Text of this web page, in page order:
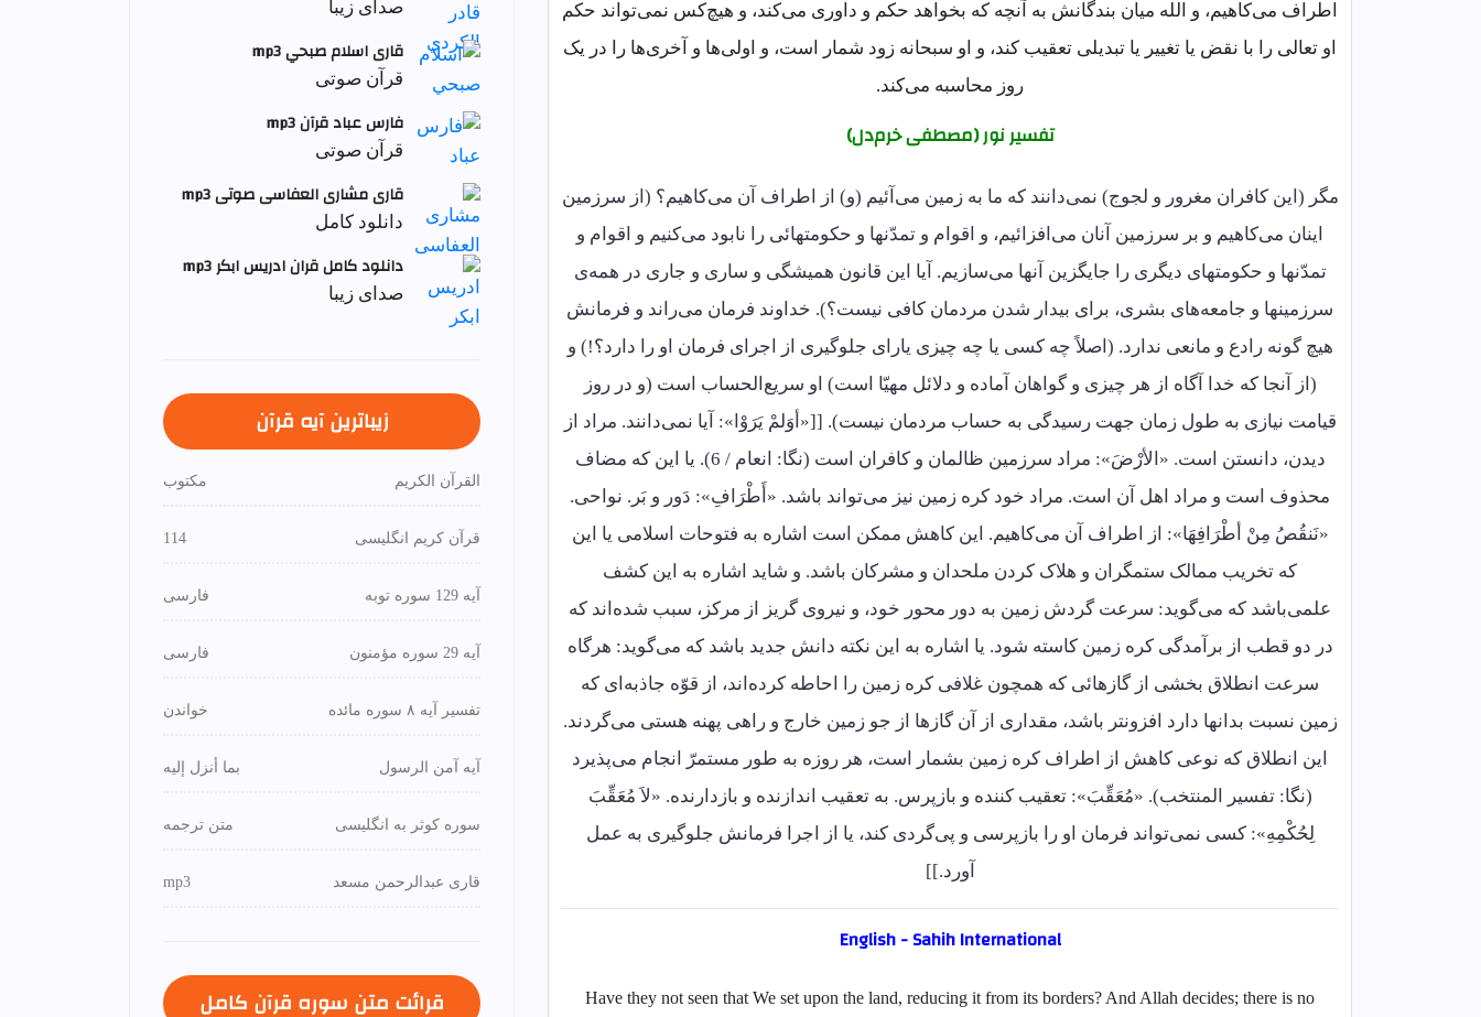
اطراف می‌کاهیم، و الله میان بندگانش به آنچه که بخواهد حکم و داوری می‌کند، و هیچ‌کس نمی‌تواند حکم
او تعالی را با نقض یا تغییر یا تبدیلی تعقیب کند، و او سبحانه زود شمار است، و اولی‌ها و آخری‌ها را در یک
روز محاسبه می‌کند.
تفسیر نور (مصطفی خرم‌دل)
مگر (این کافران مغرور و لجوج) نمی‌دانند که ما به زمین می‌آئیم (و) از اطراف آن می‌کاهیم؟ (از سرزمین
اینان می‌کاهیم و بر سرزمین آنان می‌افزائیم، و اقوام و تمدّنها و حکومتهائی را نابود می‌کنیم و اقوام و
تمدّنها و حکومتهای دیگری را جایگزین آنها می‌سازیم. آیا این قانون همیشگی و ساری و جاری در همه‌ی
سرزمینها و جامعه‌های بشری، برای بیدار شدن مردمان کافی نیست؟). خداوند فرمان می‌راند و فرمانش
هیچ گونه رادع و مانعی ندارد. (اصلاً چه کسی یا چه چیزی یارای جلوگیری از اجرای فرمان او را دارد؟!) و
(از آنجا که خدا آگاه از هر چیزی و گواهان آماده و دلائل مهیّا است) او سریع‌الحساب است (و در روز
قیامت نیازی به طول زمان جهت رسیدگی به حساب مردمان نیست). [[«أوَلمْ یَرَوْا»: آیا نمی‌دانند. مراد از
دیدن، دانستن است. «الأرْضَ»: مراد سرزمین ظالمان و کافران است (نگا: انعام / 6). یا این که مضاف
محذوف است و مراد اهل آن است. مراد خود کره زمین نیز می‌تواند باشد. «أَطْرَافِ»: دَور و بَر. نواحی.
«نَنقُصُ مِنْ أطْرَافِهَا»: از اطراف آن می‌کاهیم. این کاهش ممکن است اشاره به فتوحات اسلامی یا این
که تخریب ممالک ستمگران و هلاک کردن ملحدان و مشرکان باشد. و شاید اشاره به این کشف
علمی‌باشد که می‌گوید: سرعت گردش زمین به دور محور خود، و نیروی گریز از مرکز، سبب شده‌اند که
در دو قطب از برآمدگی کره زمین کاسته شود. یا اشاره به این نکته دانش جدید باشد که می‌گوید: هرگاه
سرعت انطلاق بخشی از گازهائی که همچون غلافی کره زمین را احاطه کرده‌اند، از قوّه جاذبه‌ای که
زمین نسبت بدانها دارد افزونتر باشد، مقداری از آن گازها از جو زمین خارج و راهی پهنه هستی می‌گردند.
این انطلاق که نوعی کاهش از اطراف کره زمین بشمار است، هر روزه به طور مستمرّ انجام می‌پذیرد
(نگا: تفسیر المنتخب). «مُعَقِّبَ»: تعقیب کننده و بازپرس. به تعقیب اندازنده و بازدارنده. «لاَ مُعَقِّبَ
لِحُکْمِهِ»: کسی نمی‌تواند فرمان او را بازپرسی و پی‌گردی کند، یا از اجرا فرمانش جلوگیری به عمل
آورد.]]
English - Sahih International
Have they not seen that We set upon the land, reducing it from its borders? And Allah decides; there is no
صدای زیبا
قاری اسلام صبحي mp3
قرآن صوتی
فارس عباد قرآن mp3
قرآن صوتی
قاری مشاری العفاسی صوتی mp3
دانلود کامل
دانلود کامل قران ادریس ابکر mp3
صدای زیبا
زیباترین آیه قرآن
القرآن الكريم مكتوب
قرآن کریم انگلیسی 114
آیه 129 سوره توبه فارسی
آیه 29 سوره مؤمنون فارسی
تفسیر آیه ۸ سوره مائده خواندن
آیه آمن الرسول بما أنزل إليه
سوره کوثر به انگلیسی متن ترجمه
قاری عبدالرحمن مسعد mp3
قرائت متن سوره قرآن كامل